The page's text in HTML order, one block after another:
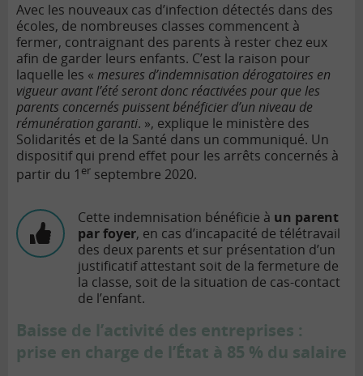
Avec les nouveaux cas d’infection détectés dans des
écoles, de nombreuses classes commencent à
fermer, contraignant des parents à rester chez eux
afin de garder leurs enfants. C’est la raison pour
laquelle les « mesures d’indemnisation dérogatoires en
vigueur avant l’été seront donc réactivées pour que les
parents concernés puissent bénéficier d’un niveau de
rémunération garanti. », explique le ministère des
Solidarités et de la Santé dans un communiqué. Un
dispositif qui prend effet pour les arrêts concernés à
partir du 1 er septembre 2020.
Cette indemnisation bénéficie à un parent
par foyer, en cas d’incapacité de télétravail
des deux parents et sur présentation d’un
justificatif attestant soit de la fermeture de
la classe, soit de la situation de cas-contact
de l’enfant.
Baisse de l’activité des entreprises :
prise en charge de l’État à 85 % du salaire